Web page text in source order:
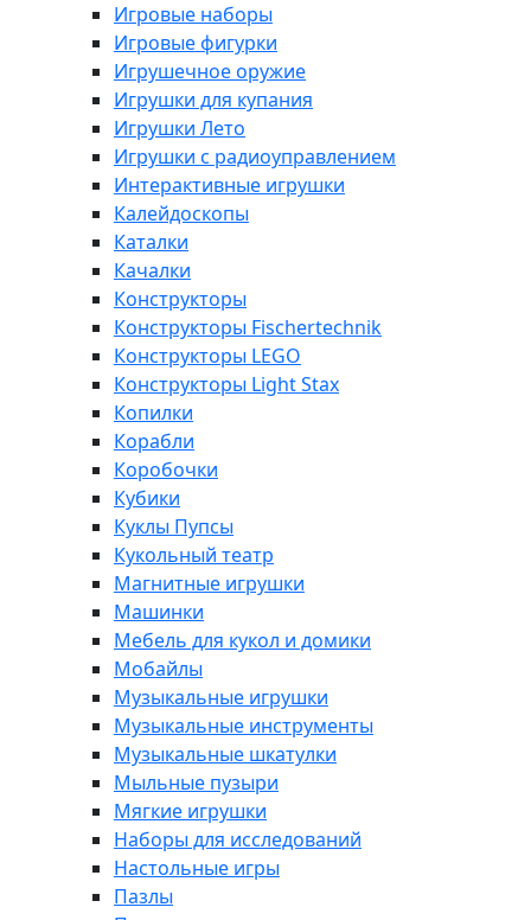
Игровые наборы
Игровые фигурки
Игрушечное оружие
Игрушки для купания
Игрушки Лето
Игрушки с радиоуправлением
Интерактивные игрушки
Калейдоскопы
Каталки
Качалки
Конструкторы
Конструкторы Fisсhertechnik
Конструкторы LEGO
Конструкторы Light Stax
Копилки
Корабли
Коробочки
Кубики
Куклы Пупсы
Кукольный театр
Магнитные игрушки
Машинки
Мебель для кукол и домики
Мобайлы
Музыкальные игрушки
Музыкальные инструменты
Музыкальные шкатулки
Мыльные пузыри
Мягкие игрушки
Наборы для исследований
Настольные игры
Пазлы